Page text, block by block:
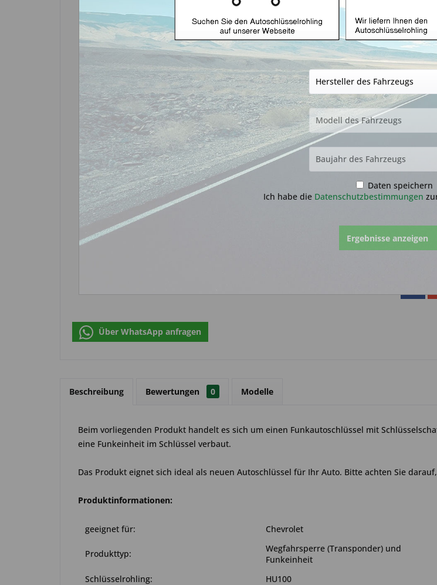
inkl.
Artikel-
Über WhatsApp anfragen
Beschreibung Bewertungen 0 Modelle
Beim vorliegenden Produkt handelt es sich um einen Funkautoschlüssel mit
eine Funkeinheit im Schlüssel verbaut.
Das Produkt eignet sich ideal als neuen Autoschlüssel für Ihr Auto. Bitte achten Sie
Produktinformationen:
geeignet für: Chevrolet
Produkttyp:
Wegfahrsperre (Transponder) und
Funkeinheit
Schlüsselrohling:
HU100
Daten speichern
Ich habe die Datenschutzbestimmungen
Ergebnisse anzeigen